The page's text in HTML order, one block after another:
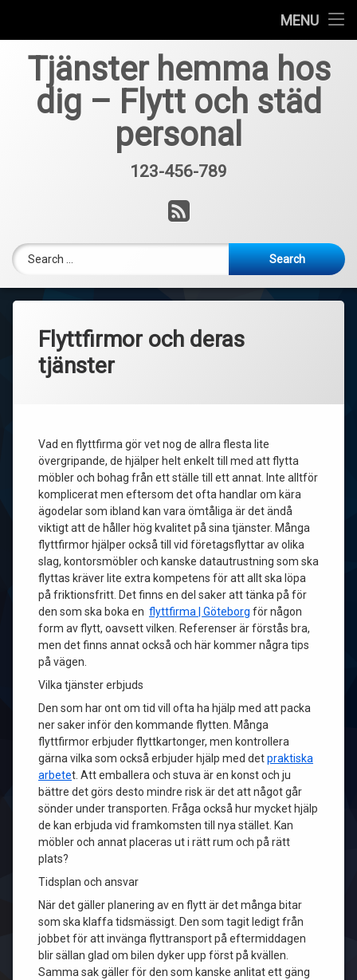
MENU
En introduktion till svenska spelbolag
Hur man målar en inomhusvägg
Faktorer att överväga
Lösningar för en stressfri flyttdag
contentTjänster hemma hos
dig – Flytt och städ
personal
123-456-789
RSS
Search for:
Flyttfirmor och deras
tjänster
Vad en flyttfirma gör vet nog de allra flesta lite
övergripande, de hjälper helt enkelt till med att flytta
möbler och bohag från ett ställe till ett annat. Inte alltför
komplicerat men eftersom det ofta handlar om kära
ägodelar som ibland kan vara ömtåliga är det ändå
viktigt att de håller hög kvalitet på sina tjänster. Många
flyttfirmor hjälper också till vid företagsflyttar av olika
slag, kontorsmöbler och kanske datautrustning som ska
flyttas kräver lite extra kompetens för att allt ska löpa
på friktionsfritt. Det finns en del saker att tänka på för
den som ska boka en flyttfirma | Göteborg för någon
form av flytt, oavsett vilken. Referenser är förstås bra,
men det finns annat också och här kommer några tips
på vägen.
Vilka tjänster erbjuds
Den som har ont om tid vill ofta ha hjälp med att packa
ner saker inför den kommande flytten. Många
flyttfirmor erbjuder flyttkartonger, men kontrollera
gärna vilka som också erbjuder hjälp med detpraktiska
arbetet. Att emballera och stuva är en konst och ju
bättre det görs desto mindre risk är det att något går
sönder under transporten. Fråga också hur mycket hjälp
de kan erbjuda vid framkomsten till nya stället. Kan
möbler och annat placeras ut i rätt rum och på rätt
plats?
Tidsplan och ansvar
När det gäller planering av en flytt är det många bitar
som ska klaffa tidsmässigt. Den som tagit ledigt från
jobbet för att invänga flyttransport på eftermiddagen
blir sällan glad om bilen dyker upp först på kvällen.
Samma sak gäller för den som kanske anlitat ett gäng